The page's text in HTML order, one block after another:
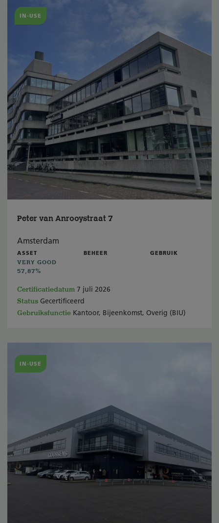
IN-USE
Peter van Anrooystraat 7
Amsterdam
ASSET
VERY GOOD
57,87%
BEHEER GEBRUIK
Certificatiedatum 7 juli 2026
Status Gecertificeerd
Gebruiksfunctie Kantoor, Bijeenkomst, Overig (BIU)
IN-USE